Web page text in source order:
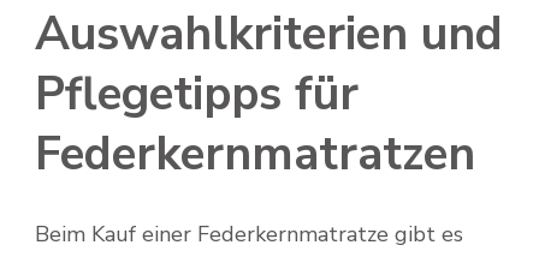
Auswahlkriterien und
Pflegetipps für
Federkernmatratzen
Beim Kauf einer Federkernmatratze gibt es